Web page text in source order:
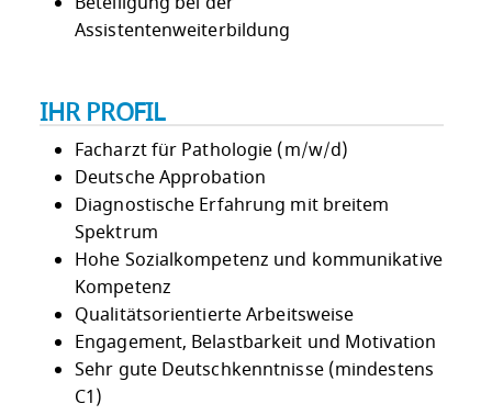
Assistentenweiterbildung
IHR PROFIL
Facharzt für Pathologie (m/w/d)
Deutsche Approbation
Diagnostische Erfahrung mit breitem
Spektrum
Hohe Sozialkompetenz und kommunikative
Kompetenz
Qualitätsorientierte Arbeitsweise
Engagement, Belastbarkeit und Motivation
Sehr gute Deutschkenntnisse (mindestens
C1)